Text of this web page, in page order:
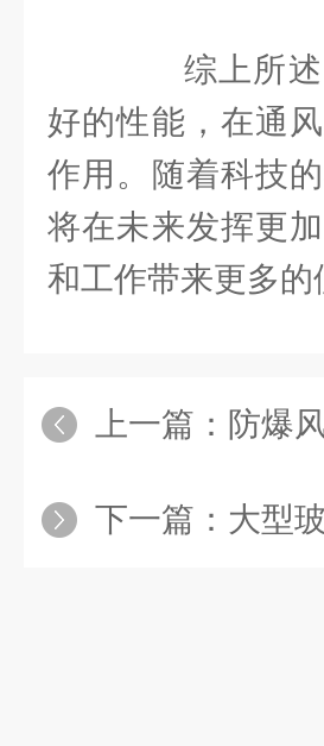
综上所述
好的性能，在通
作用。随着科技
将在未来发挥更
和工作带来更多的
上一篇： 防爆风
下一篇： 大型